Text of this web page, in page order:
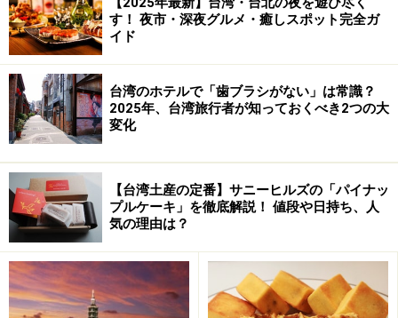
太陽の下で歌う、是幸福！
仕事の前のひと歌い。女房子供は置いてきたオイ
体を動かさず、手だけを動かすおじいさん。ずーっとずっと、顔から頭をマッサージ。ぐ
す！ 夜市・深夜グルメ・癒しスポット完全ガ
イド
台湾のホテルで「歯ブラシがない」は常識？
2025年、台湾旅行者が知っておくべき2つの大
変化
【台湾土産の定番】サニーヒルズの「パイナッ
プルケーキ」を徹底解説！ 値段や日持ち、人
気の理由は？